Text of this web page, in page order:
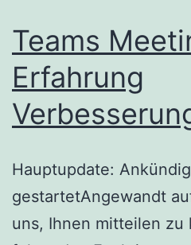
Teams
Erfahrung
Hauptupdate:
gestartetAngewandt
uns, Ihnen mitteilen zu